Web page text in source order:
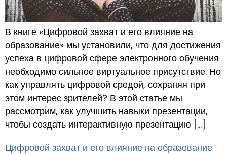
В книге «Цифровой захват и его влияние на
образование» мы установили, что для достижения
успеха в цифровой сфере электронного обучения
необходимо сильное виртуальное присутствие. Но
как управлять цифровой средой, сохраняя при
этом интерес зрителей? В этой статье мы
рассмотрим, как улучшить навыки презентации,
чтобы создать интерактивную презентацию […]
Цифровой захват и его влияние на образование